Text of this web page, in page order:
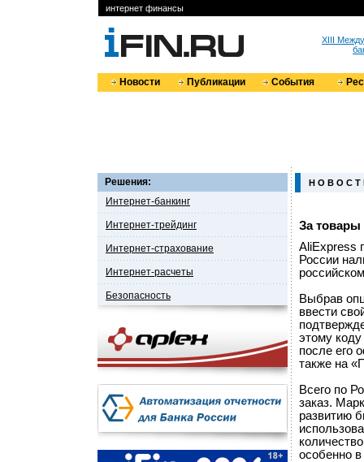
интернет финансы
XIII
Новости Публикации События
Решения:
Интернет-банкинг
Интернет-трейдинг
Интернет-страхование
Интернет-расчеты
Безопасность
Н О В О С Т
За
AliExpress
России
Выбрав
ввести
этому коду
после его
также на
Всего по
заказ.
развитию
особенно